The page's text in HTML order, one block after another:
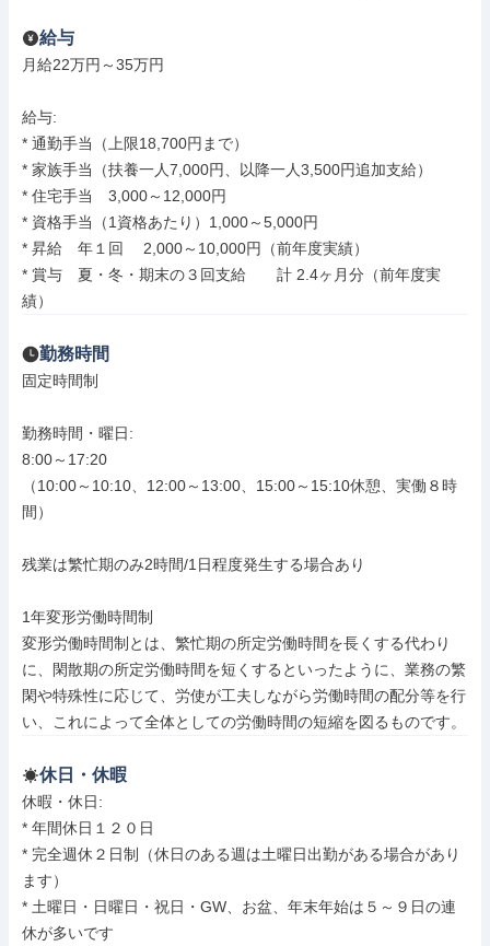
給与
月給22万円～35万円
給与:
* 通勤手当（上限18,700円まで）
* 家族手当（扶養一人7,000円、以降一人3,500円追加支給）
* 住宅手当　3,000～12,000円
* 資格手当（1資格あたり）1,000～5,000円
* 昇給　年１回 　2,000～10,000円（前年度実績）
* 賞与　夏・冬・期末の３回支給　　計 2.4ヶ月分（前年度実
績）
勤務時間
固定時間制
勤務時間・曜日:
8:00～17:20
（10:00～10:10、12:00～13:00、15:00～15:10休憩、実働８時
間）
残業は繁忙期のみ2時間/1日程度発生する場合あり
1年変形労働時間制
変形労働時間制とは、繁忙期の所定労働時間を長くする代わり
に、閑散期の所定労働時間を短くするといったように、業務の繁
閑や特殊性に応じて、労使が工夫しながら労働時間の配分等を行
い、これによって全体としての労働時間の短縮を図るものです。
休日・休暇
休暇・休日:
* 年間休日１２０日
* 完全週休２日制（休日のある週は土曜日出勤がある場合があり
ます）
* 土曜日・日曜日・祝日・GW、お盆、年末年始は５～９日の連
休が多いです